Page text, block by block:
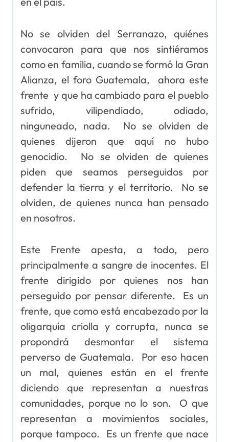
No se olviden del Serranazo, quiénes
convocaron para que nos sintiéramos
como en familia, cuando se formó la Gran
Alianza, el foro Guatemala, ahora este
frente y que ha cambiado para el pueblo
sufrido, vilipendiado, odiado,
ninguneado, nada. No se olviden de
quienes dijeron que aquí no hubo
genocidio. No se olviden de quienes
piden que seamos perseguidos por
defender la tierra y el territorio. No se
olviden, de quienes nunca han pensado
en nosotros.
Este Frente apesta, a todo, pero
principalmente a sangre de inocentes. El
frente dirigido por quienes nos han
perseguido por pensar diferente. Es un
frente, que como está encabezado por la
oligarquía criolla y corrupta, nunca se
propondrá desmontar el sistema
perverso de Guatemala. Por eso hacen
un mal, quienes están en el frente
diciendo que representan a nuestras
comunidades, porque no lo son. O que
representan a movimientos sociales,
porque tampoco. Es un frente que nace